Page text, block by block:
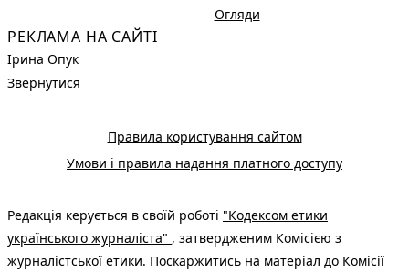
РЕКЛАМА НА САЙТІ
Ірина Опук
Звернутися
Огляди
Правила користування сайтом
Умови і правила надання платного доступу
Редакція керується в своїй роботі "Кодексом етики
українського журналіста" , затвердженим Комісією з
журналістської етики. Поскаржитись на матеріал до Комісії